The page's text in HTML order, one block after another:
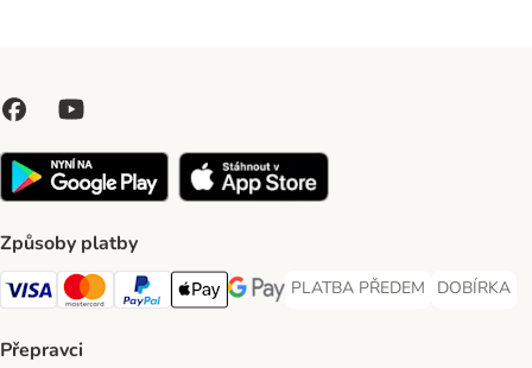
Způsoby platby
Visa Payment Method
Mastercard Payment Method
PayPal Payment Method
Apple pay Payment Method
GooglePay Payment Method
PLATBA PŘEDEM
PLATBA PŘEDEM Payment
DOBÍRKA
DOBÍRKA
Přepravci